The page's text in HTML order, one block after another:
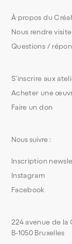
S’inscrire aux
Acheter une
Faire un don
À propos du
Nous rendre visite
Questions /
224 avenue de la
B-1050 Bruxelles
Nous suivre :
Inscription
Instagram
Facebook